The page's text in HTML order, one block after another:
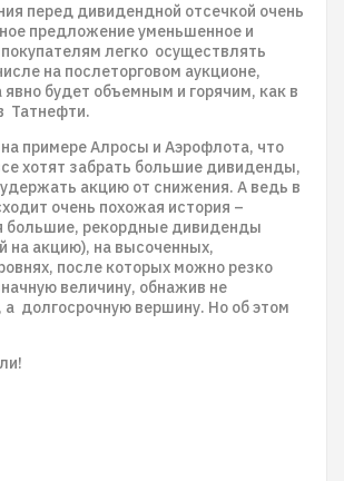
перед дивидендной отсечкой очень
предложение уменьшенное и
легко осуществлять
на послеторговом аукционе,
явно будет объемным и горячим, как в
Татнефти.
примере Алросы и Аэрофлота, что
хотят забрать большие дивиденды,
акцию от снижения. А ведь в
очень похожая история –
большие, рекордные дивиденды
на акцию), на высоченных,
после которых можно резко
величину, обнажив не
а долгосрочную вершину. Но об этом